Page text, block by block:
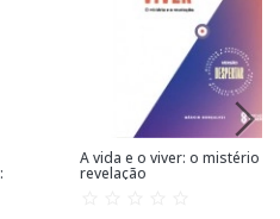
A vida e o viver: o mistério e
revelação